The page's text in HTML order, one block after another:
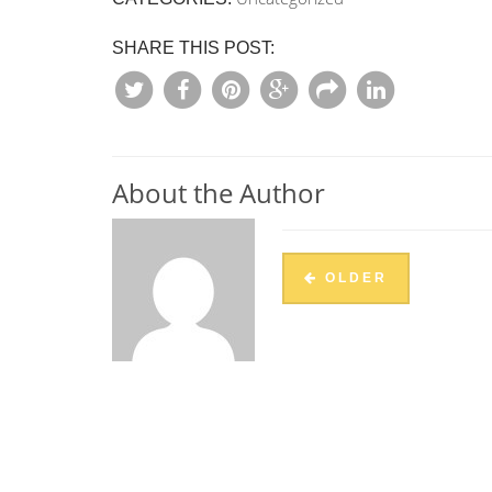
SHARE THIS POST:
About the Author
OLDER